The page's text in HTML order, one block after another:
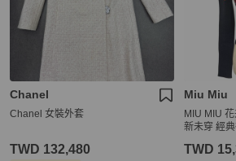
Chanel
Chanel 女裝外套
TWD 132,480
Miu Miu
MIU MIU
新未穿 經
TWD